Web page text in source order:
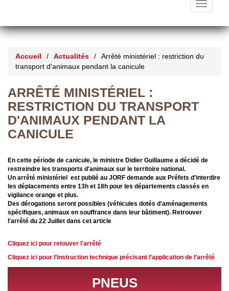
Toggle
Accueil / Actualités /
Arrêté ministériel : restriction du
transport d'animaux pendant la canicule
ARRÊTÉ MINISTÉRIEL :
RESTRICTION DU TRANSPORT
D'ANIMAUX PENDANT LA
CANICULE
En cette période de canicule, le ministre Didier Guillaume a décidé de
restreindre les transports d'animaux sur le territoire national.
Un arrêté ministériel est publié au JORF demande aux Préfets d'interdire
les déplacements entre 13h et 18h pour les départements classés en
vigilance orange et plus.
Des dérogations seront possibles (véhicules dotés d'aménagements
spécifiques, animaux en souffrance dans leur bâtiment). Retrouver
l'arrêté du 22 Juillet dans cet article
Cliquez ici pour retouver l'arrêté
Cliquez ici pour l’instruction technique précisant l’application de l’arrêté
PNEUS